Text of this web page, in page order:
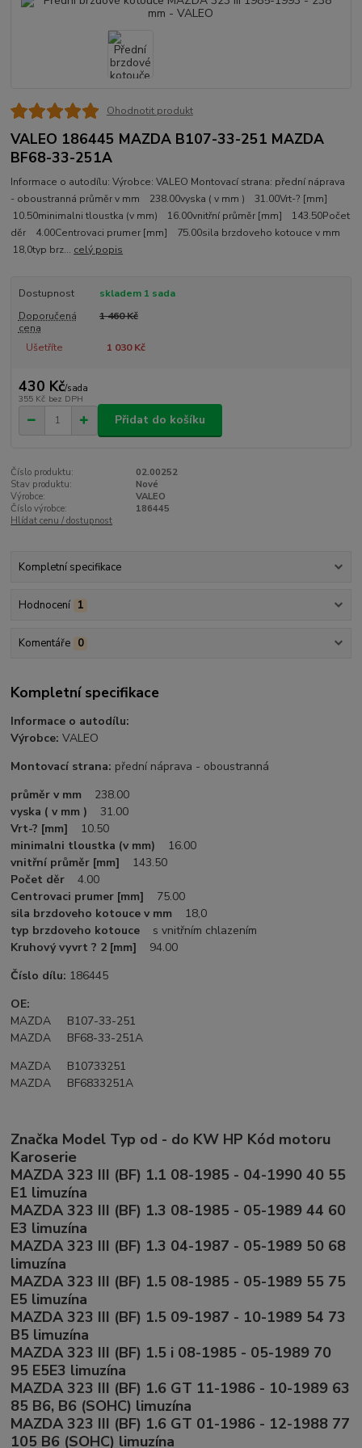
Ohodnotit produkt
VALEO 186445 MAZDA B107-33-251 MAZDA
BF68-33-251A
Informace o autodílu: Výrobce: VALEO Montovací strana: přední náprava
- oboustranná průměr v mm 238.00vyska ( v mm ) 31.00Vrt-? [mm]
10.50minimalni tloustka (v mm) 16.00vnitřní průměr [mm] 143.50Počet
děr 4.00Centrovaci prumer [mm] 75.00sila brzdoveho kotouce v mm
18,0typ brz... celý popis
Dostupnost
skladem 1 sada
Doporučená
cena
1 460 Kč
Ušetříte 1 030 Kč
430 Kč/sada
355 Kč bez DPH
Přidat do košíku
Číslo produktu:
02.00252
Stav produktu:
Nové
Výrobce:
VALEO
Číslo výrobce:
186445
Hlídat cenu / dostupnost
Kompletní specifikace
Hodnocení 1
Komentáře 0
Kompletní specifikace
Informace o autodílu:
Výrobce: VALEO
Montovací strana: přední náprava - oboustranná
průměr v mm 238.00
vyska ( v mm )
31.00
Vrt-? [mm] 10.50
minimalni tloustka (v mm) 16.00
vnitřní průměr [mm] 143.50
Počet děr
4.00
Centrovaci prumer [mm]
75.00
sila brzdoveho kotouce v mm 18,0
typ brzdoveho kotouce s vnitřním chlazením
Kruhový vyvrt ? 2 [mm]
94.00
Číslo dílu: 186445
OE:
MAZDA B107-33-251
MAZDA BF68-33-251A
MAZDA B10733251
MAZDA BF6833251A
Značka Model Typ od - do KW HP Kód motoru
Karoserie
MAZDA 323 III (BF) 1.1 08-1985 - 04-1990 40 55
E1 limuzína
MAZDA 323 III (BF) 1.3 08-1985 - 05-1989 44 60
E3 limuzína
MAZDA 323 III (BF) 1.3 04-1987 - 05-1989 50 68
limuzína
MAZDA 323 III (BF) 1.5 08-1985 - 05-1989 55 75
E5 limuzína
MAZDA 323 III (BF) 1.5 09-1987 - 10-1989 54 73
B5 limuzína
MAZDA 323 III (BF) 1.5 i 08-1985 - 05-1989 70
95 E5E3 limuzína
MAZDA 323 III (BF) 1.6 GT 11-1986 - 10-1989 63
85 B6, B6 (SOHC) limuzína
MAZDA 323 III (BF) 1.6 GT 01-1986 - 12-1988 77
105 B6 (SOHC) limuzína